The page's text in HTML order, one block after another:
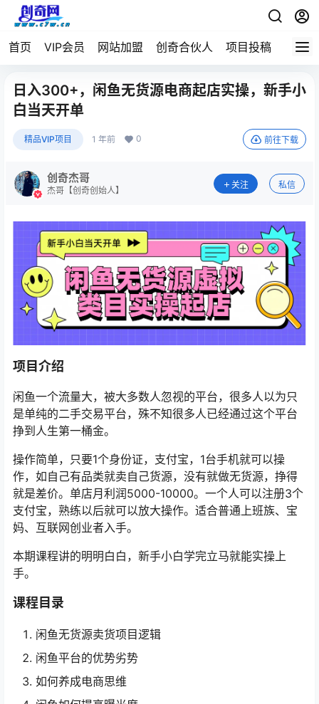
首页 VIP会员 网站加盟 创奇合伙人 项目投稿
日入300+，闲鱼无货源电商起店实操，新手小
白当天开单
精品VIP项目 1 年前 0 前往下载
创奇杰哥
杰哥【创奇创始人】
关注 私信
项目介绍
闲鱼一个流量大，被大多数人忽视的平台，很多人以为只
是单纯的二手交易平台，殊不知很多人已经通过这个平台
挣到人生第一桶金。
操作简单，只要1个身份证，支付宝，1台手机就可以操
作，如自己有品类就卖自己货源，没有就做无货源，挣得
就是差价。单店月利润5000-10000。一个人可以注册3个
支付宝，熟练以后就可以放大操作。适合普通上班族、宝
妈、互联网创业者入手。
本期课程讲的明明白白，新手小白学完立马就能实操上
手。
课程目录
闲鱼无货源卖货项目逻辑
闲鱼平台的优势劣势
如何养成电商思维